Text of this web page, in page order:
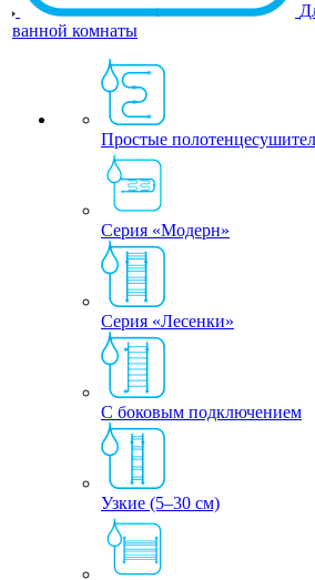
ванной комнаты
Простые
Серия «Модерн»
Серия «Лесенки»
С боковым подключением
Узкие (5–30 см)